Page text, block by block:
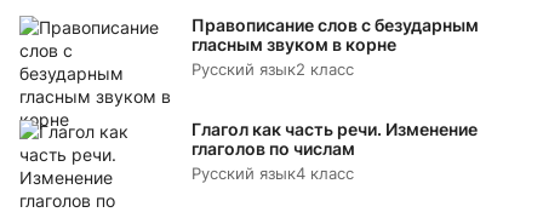
Правописание слов с безударным
гласным звуком в корне
Русский язык2 класс
Глагол как часть речи. Изменение
глаголов по числам
Русский язык4 класс